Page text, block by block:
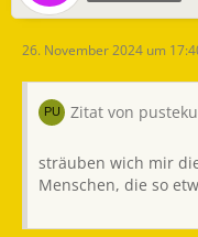
26. November 2024 um
Zitat von
sträuben wich mir
Menschen, die so